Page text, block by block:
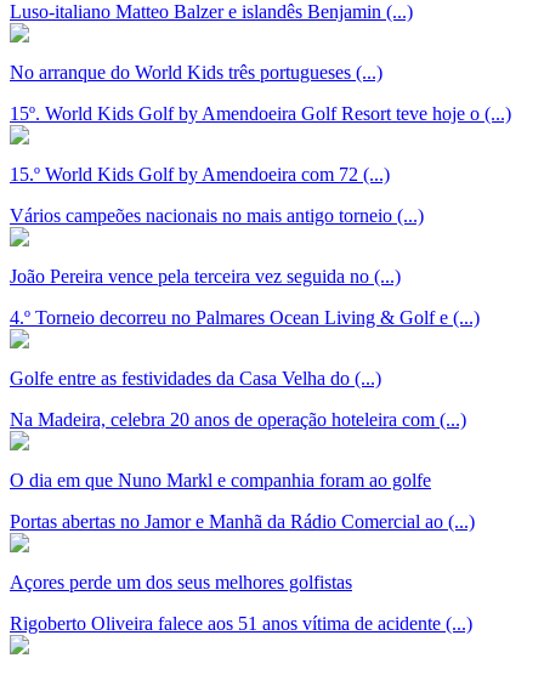
Luso-italiano Matteo Balzer e islandês Benjamin (...)
No arranque do World Kids três portugueses (...)
15º. World Kids Golf by Amendoeira Golf Resort teve hoje o (...)
15.º World Kids Golf by Amendoeira com 72 (...)
Vários campeões nacionais no mais antigo torneio (...)
João Pereira vence pela terceira vez seguida no (...)
4.º Torneio decorreu no Palmares Ocean Living & Golf e (...)
Golfe entre as festividades da Casa Velha do (...)
Na Madeira, celebra 20 anos de operação hoteleira com (...)
O dia em que Nuno Markl e companhia foram ao golfe
Portas abertas no Jamor e Manhã da Rádio Comercial ao (...)
Açores perde um dos seus melhores golfistas
Rigoberto Oliveira falece aos 51 anos vítima de acidente (...)